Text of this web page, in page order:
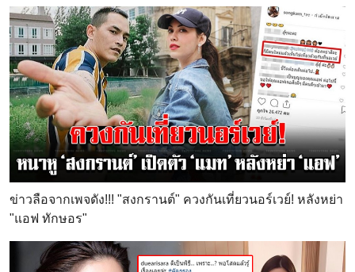
ข่าวลือจากเพจดัง!!! "สงกรานต์" ควงกันเที่ยวนอร์เวย์! หลังหย่า
"แอฟ ทักษอร"